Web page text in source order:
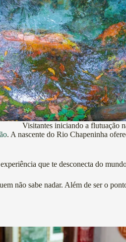
Visitantes iniciando a flutuação
. A nascente do Rio Chapeninha
que te desconecta do
não sabe nadar. Além de ser o